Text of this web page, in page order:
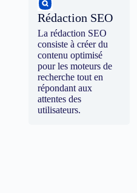
Rédaction SEO
La rédaction SEO
consiste à créer du
contenu optimisé
pour les moteurs de
recherche tout en
répondant aux
attentes des
utilisateurs.